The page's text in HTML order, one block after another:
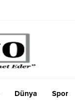
Dünya Spor